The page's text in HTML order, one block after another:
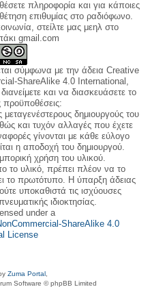
πληροφορία και για κάποιες
επιθυμίας στο ραδιόφωνο.
στείλτε μας μεηλ στο
gmail.com
σύμφωνα με την άδεια Creative
ShareAlike 4.0 International,
και να διασκευάσετε το
προϋποθέσεις:
δημιουργούς του
και τυχόν αλλαγές που έχετε
γίνονται με κάθε εύλογο
η αποδοχή του δημιουργού.
χρήση του υλικού.
το υλικό, πρέπει πλέον να το
το πρωτότυπο. Η ύπαρξη άδειας
υποκαθιστά τις ισχύουσες
ιδιοκτησίας.
under a
ShareAlike 4.0
License
Zuma Portal
Software © phpBB Limited